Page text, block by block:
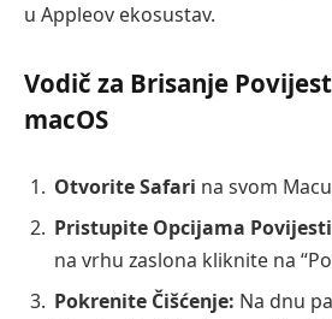
u Appleov ekosustav.
Vodič za Brisanje
macOS
Otvorite Safari na svom
Pristupite Opcijama
na vrhu zaslona kliknite na
Pokrenite Čišćenje: Na dnu